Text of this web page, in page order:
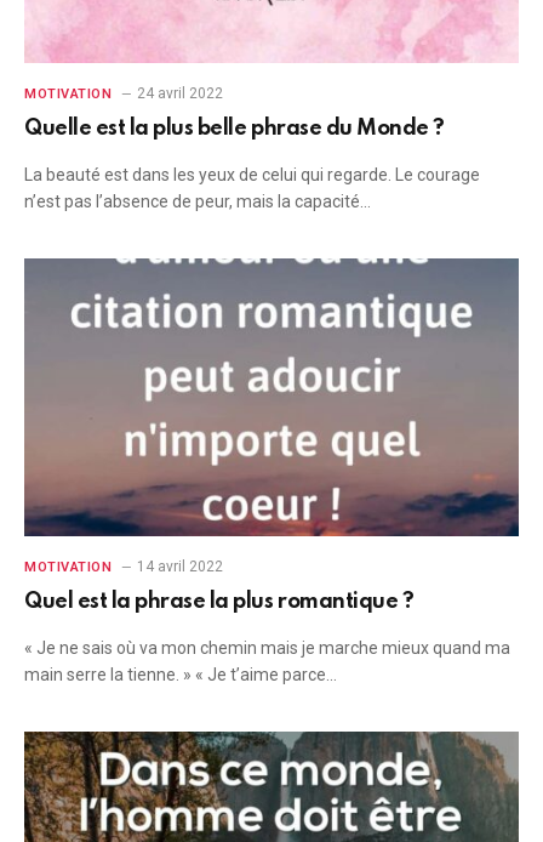
MOTIVATION 24 avril 2022
Quelle est la plus belle phrase du Monde ?
La beauté est dans les yeux de celui qui regarde. Le courage
n’est pas l’absence de peur, mais la capacité…
MOTIVATION 14 avril 2022
Quel est la phrase la plus romantique ?
« Je ne sais où va mon chemin mais je marche mieux quand ma
main serre la tienne. » « Je t’aime parce…